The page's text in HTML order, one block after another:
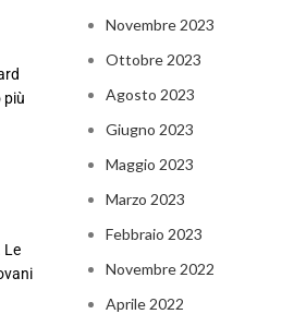
più
Le
Novembre 2023
Ottobre 2023
Agosto 2023
Giugno 2023
Maggio 2023
Marzo 2023
Febbraio 2023
Novembre 2022
Aprile 2022